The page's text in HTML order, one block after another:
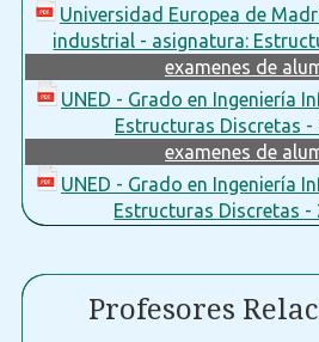
Universidad Europea de
industrial - asignatura:
examenes de
UNED - Grado en Ingeniería
Estructuras Discretas -
examenes de
UNED - Grado en Ingeniería
Estructuras Discretas -
Profesores